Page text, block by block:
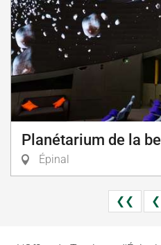
Planétarium de la
Épinal
❮❮ ❮